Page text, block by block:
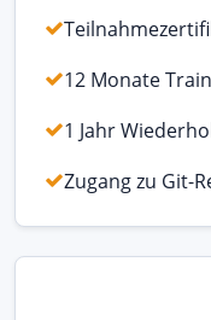
12 Monate
1 Jahr
Zugang zu Git-